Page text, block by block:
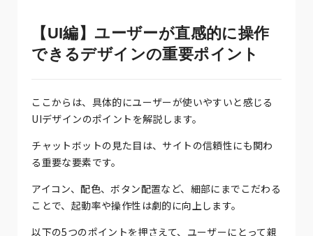
【UI編】ユーザーが直感的に操作
できるデザインの重要ポイント
ここからは、具体的にユーザーが使いやすいと感じる
UIデザインのポイントを解説します。
チャットボットの見た目は、サイトの信頼性にも関わ
る重要な要素です。
アイコン、配色、ボタン配置など、細部にまでこだわる
ことで、起動率や操作性は劇的に向上します。
以下の5つのポイントを押さえて、ユーザーにとって親